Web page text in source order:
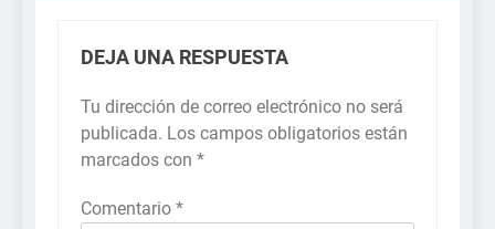
DEJA UNA RESPUESTA
Tu dirección de correo electrónico no será
publicada. Los campos obligatorios están
marcados con *
Comentario *